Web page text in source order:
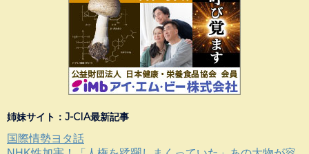
姉妹サイト：J-CIA最新記事
国際情勢ヨタ話